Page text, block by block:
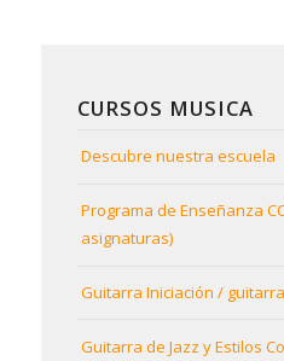
CURSOS MUSICA
Descubre nuestra escuela
Programa de Enseñanza
asignaturas)
Guitarra Iniciación /
Guitarra de Jazz y Estilos